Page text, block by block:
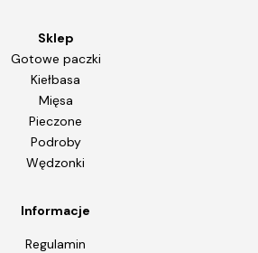
Sklep
Gotowe paczki
Kiełbasa
Mięsa
Pieczone
Podroby
Wędzonki
Informacje
Regulamin